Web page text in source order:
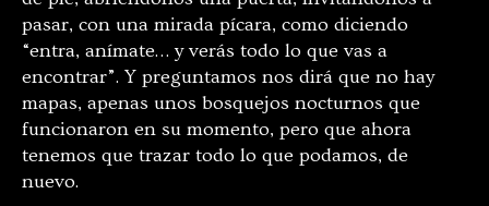
pasar, con una mirada pícara, como diciendo
“entra, anímate… y verás todo lo que vas a
encontrar”. Y preguntamos nos dirá que no hay
mapas, apenas unos bosquejos nocturnos que
funcionaron en su momento, pero que ahora
tenemos que trazar todo lo que podamos, de
nuevo.